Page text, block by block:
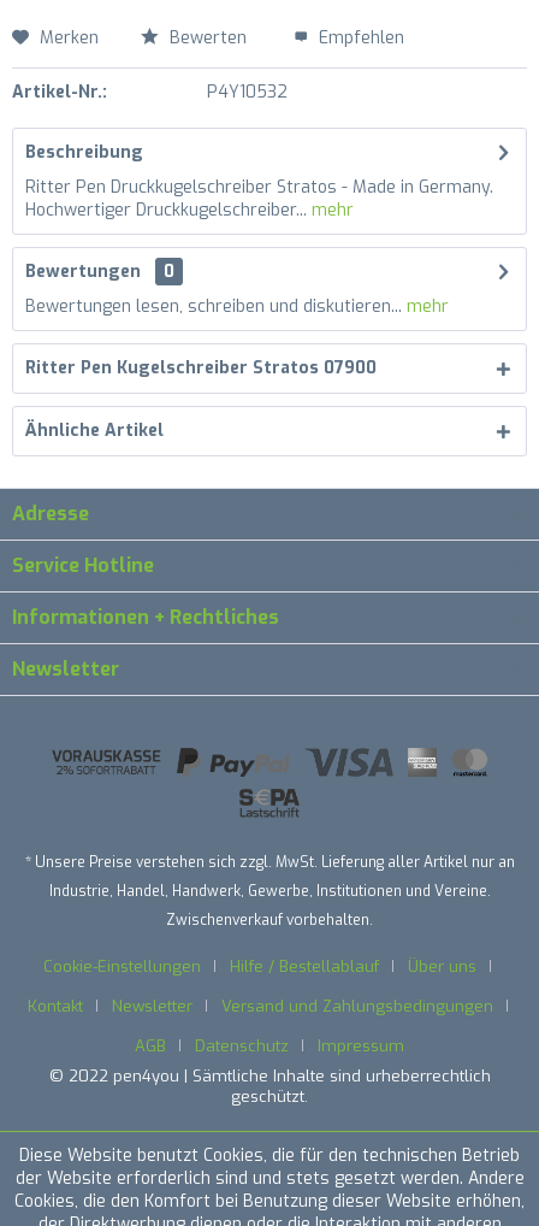
Merken Bewerten Empfehlen
Artikel-Nr.: P4Y10532
Beschreibung
Ritter Pen Druckkugelschreiber Stratos - Made in Germany.
Hochwertiger Druckkugelschreiber... mehr
Bewertungen
0
Bewertungen lesen, schreiben und diskutieren... mehr
Ritter Pen Kugelschreiber Stratos 07900
Ähnliche Artikel
Adresse
Service Hotline
Informationen + Rechtliches
Newsletter
* Unsere Preise verstehen sich zzgl. MwSt. Lieferung aller Artikel nur an
Industrie, Handel, Handwerk, Gewerbe, Institutionen und Vereine.
Zwischenverkauf vorbehalten.
Cookie-Einstellungen Hilfe / Bestellablauf
Über uns
Kontakt
Newsletter
Versand und Zahlungsbedingungen
AGB
Datenschutz
Impressum
© 2022 pen4you | Sämtliche Inhalte sind urheberrechtlich
geschützt.
Diese Website benutzt Cookies, die für den technischen Betrieb
der Website erforderlich sind und stets gesetzt werden. Andere
Cookies, die den Komfort bei Benutzung dieser Website erhöhen,